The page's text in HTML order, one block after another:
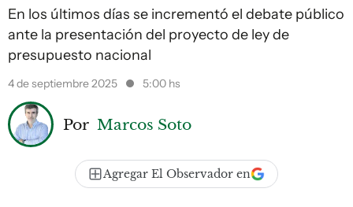
En los últimos días se incrementó el debate público
ante la presentación del proyecto de ley de
presupuesto nacional
4 de septiembre 2025 5:00 hs
Por Marcos Soto
Agregar El Observador en